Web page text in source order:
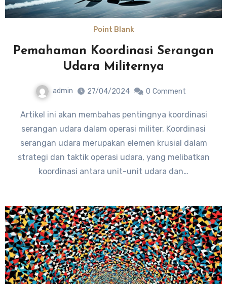
Point Blank
Pemahaman Koordinasi Serangan
Udara Militernya
admin 27/04/2024 0 Comment
Artikel ini akan membahas pentingnya koordinasi
serangan udara dalam operasi militer. Koordinasi
serangan udara merupakan elemen krusial dalam
strategi dan taktik operasi udara, yang melibatkan
koordinasi antara unit-unit udara dan…